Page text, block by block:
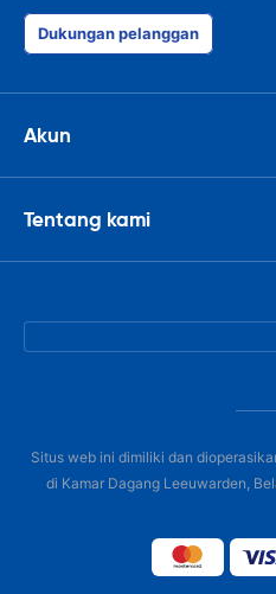
Dukungan pelanggan
Akun
Tentang kami
Situs web ini dimiliki dan
di Kamar Dagang Leeuwarden,